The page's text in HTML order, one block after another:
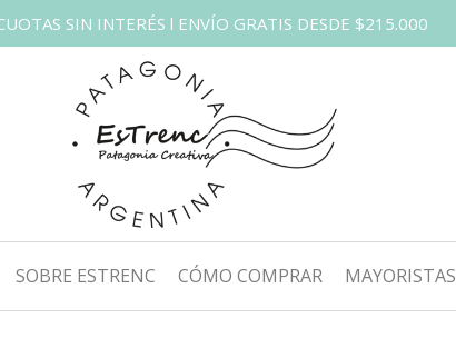
SIN INTERÉS l ENVÍO GRATIS DESDE $215.000
SOBRE ESTRENC CÓMO COMPRAR MAYORISTAS